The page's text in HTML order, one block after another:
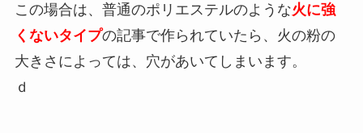
この場合は、普通のポリエステルのような火に強
くないタイプの記事で作られていたら、火の粉の
大きさによっては、穴があいてしまいます。
ｄ